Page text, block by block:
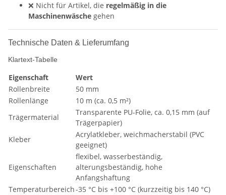
❌ Nicht für Artikel, die regelmäßig in die
Maschinenwäsche gehen
Technische Daten & Lieferumfang
Klartext-Tabelle
Eigenschaft
Wert
Rollenbreite
50 mm
Rollenlänge
10 m (ca. 0,5 m²)
Trägermaterial
Transparente PU-Folie, ca. 0,15 mm (auf
Trägerpapier)
Kleber
Acrylatkleber, weichmacherstabil (PVC
geeignet)
Eigenschaften
flexibel, wasserbeständig,
alterungsbeständig, hohe
Anfangshaftung
Temperaturbereich-35 °C bis +100 °C (kurzzeitig bis 140 °C)